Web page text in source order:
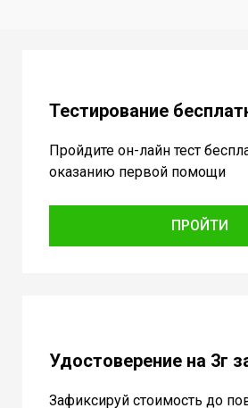
Тестирование
Пройдите он-лайн тест
оказанию первой помощи
ПРОЙТИ
Удостоверение на 3г
Зафиксируй стоимость до